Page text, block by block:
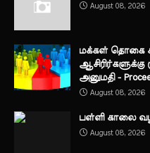
August 08, 2026
மக்கள் தொகை
ஆசிரிர்களுக்கு
அனுமதி -
August 08, 2026
பள்ளி காலை
August 08, 2026